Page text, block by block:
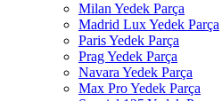
Milan Yedek Parça
Madrid Lux Yedek Parça
Paris Yedek Parça
Prag Yedek Parça
Navara Yedek Parça
Max Pro Yedek Parça